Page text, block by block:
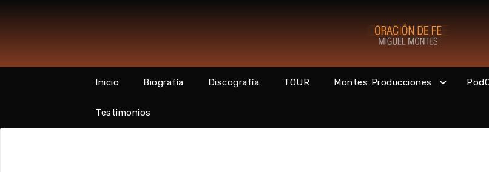
Inicio Biografía Discografía TOUR Montes Producciones
Testimonios